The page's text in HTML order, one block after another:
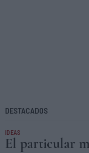
DESTACADOS
IDEAS
El particular